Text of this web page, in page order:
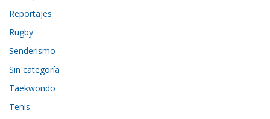
Reportajes
Rugby
Senderismo
Sin categoría
Taekwondo
Tenis